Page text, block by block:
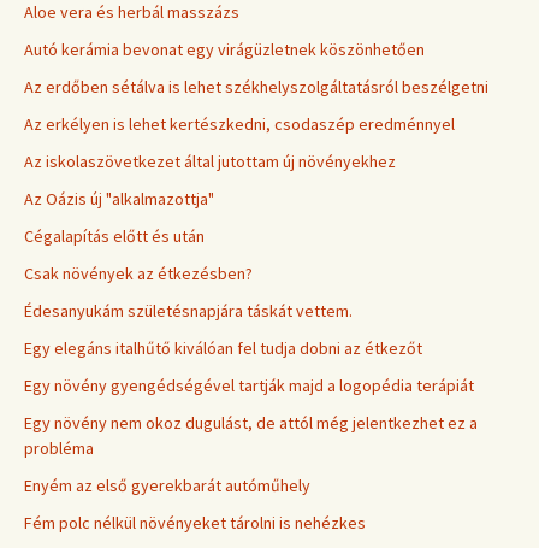
Aloe vera és herbál masszázs
Autó kerámia bevonat egy virágüzletnek köszönhetően
Az erdőben sétálva is lehet székhelyszolgáltatásról beszélgetni
Az erkélyen is lehet kertészkedni, csodaszép eredménnyel
Az iskolaszövetkezet által jutottam új növényekhez
Az Oázis új "alkalmazottja"
Cégalapítás előtt és után
Csak növények az étkezésben?
Édesanyukám születésnapjára táskát vettem.
Egy elegáns italhűtő kiválóan fel tudja dobni az étkezőt
Egy növény gyengédségével tartják majd a logopédia terápiát
Egy növény nem okoz dugulást, de attól még jelentkezhet ez a
probléma
Enyém az első gyerekbarát autóműhely
Fém polc nélkül növényeket tárolni is nehézkes